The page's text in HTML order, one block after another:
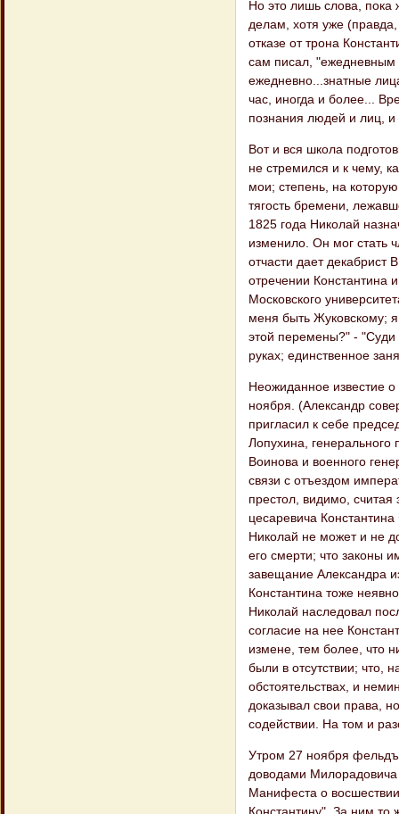
Но это лишь слова, пока
делам, хотя уже
отказе от трона
сам писал, "ежедневным
ежедневно...знатные
час, иногда и более...
познания людей и лиц, и
Вот и вся школа
не стремился и к чему,
мои; степень, на
тягость бремени,
1825 года Николай
изменило. Он мог стать
отчасти дает декабрист
отречении Константина
Московского
меня быть Жуковскому;
этой перемены?" - "Суди
руках; единственное
Неожиданное известие
ноября. (Александр
пригласил к себе
Лопухина, генерального
Воинова и военного
связи с отъездом
престол, видимо,
цесаревича
Николай не может и не
его смерти; что законы
завещание Александра
Константина тоже
Николай наследовал
согласие на нее
измене, тем более, что
были в отсутствии; что,
обстоятельствах, и
доказывал свои права,
содействии. На том и
Утром 27 ноября
доводами Милорадовича
Манифеста о